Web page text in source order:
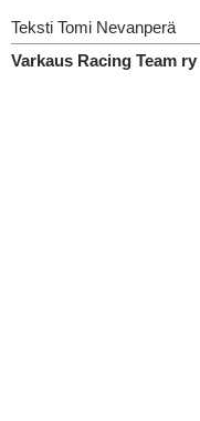
Teksti Tomi Nevanperä
Varkaus Racing Team ry